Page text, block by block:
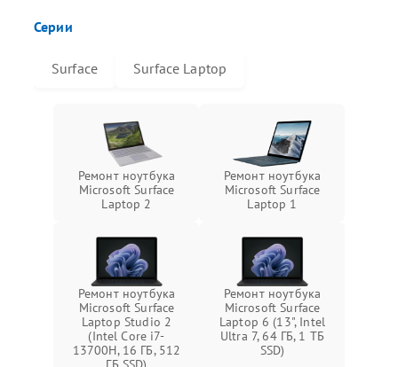
Серии
Surface Surface Laptop
Ремонт ноутбука
Microsoft Surface
Laptop 2
Ремонт ноутбука
Microsoft Surface
Laptop 1
Ремонт ноутбука
Microsoft Surface
Laptop Studio 2
(Intel Core i7-
13700H, 16 ГБ, 512
Ремонт ноутбука
Microsoft Surface
Laptop 6 (13", Intel
Ultra 7, 64 ГБ, 1 ТБ
SSD)